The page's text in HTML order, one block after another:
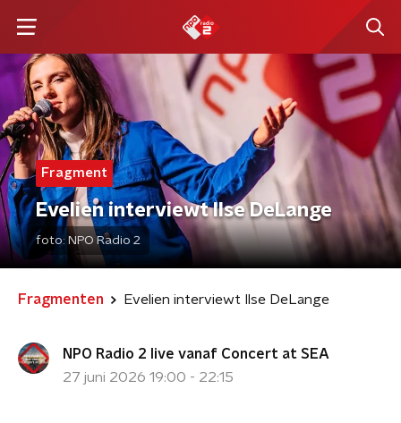
Fragment
Evelien interviewt Ilse DeLange
foto: NPO Radio 2
Fragmenten Evelien interviewt Ilse DeLange
NPO Radio 2 live vanaf Concert at SEA
27 juni 2026 19:00 - 22:15